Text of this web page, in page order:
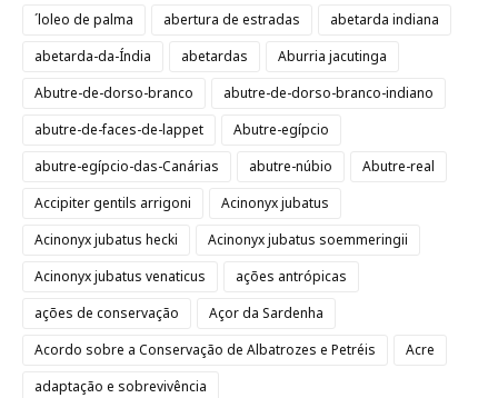
´loleo de palma abertura de estradas
abetarda indiana
abetarda-da-Índia
abetardas
Aburria jacutinga
Abutre-de-dorso-branco
abutre-de-dorso-branco-indiano
abutre-de-faces-de-lappet
Abutre-egípcio
abutre-egípcio-das-Canárias
abutre-núbio
Abutre-real
Accipiter gentils arrigoni
Acinonyx jubatus
Acinonyx jubatus hecki
Acinonyx jubatus soemmeringii
Acinonyx jubatus venaticus
ações antrópicas
ações de conservação
Açor da Sardenha
Acordo sobre a Conservação de Albatrozes e Petréis
Acre
adaptação e sobrevivência